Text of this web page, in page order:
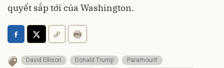
quyết sắp tới của Washington.
David Ellison Donald Trump
Paramount